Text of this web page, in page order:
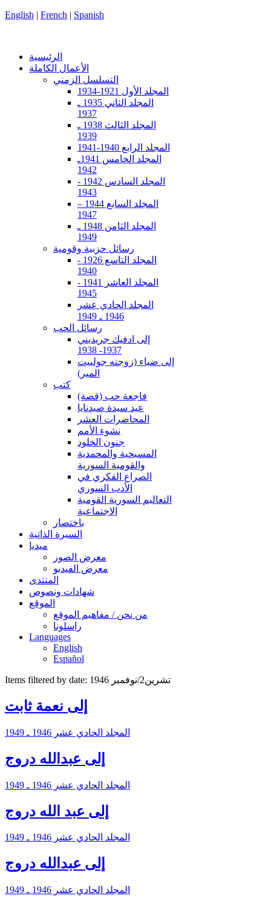
English | French | Spanish
الرئيسية
الأعمال الكاملة
التسلسل الزمني
المجلد الأول 1921-1934
المجلد الثاني 1935 ـ
1937
المجلد الثالث 1938 ـ
1939
المجلد الرابع 1940-1941
المجلد الخامس 1941ـ
1942
المجلد السادس 1942 -
1943
المجلد السابع 1944 –
1947
المجلد الثامن 1948 ـ
1949
رسائل حزبية وقومية
المجلد التاسع 1926 -
1940
المجلد العاشر 1941 -
1945
المجلد الحادي عشر
1946 ـ 1949
رسائل الحب
إلى ادفيك جريديني
1937- 1938
إلى ضياء (زوجته جولييت
المير)
كتب
فاجعة حب (قصة)
عيد سيدة صيدنايا
المحاضرات العشر
نشوء الأمم
جنون الخلود
المسيحية والمحمدية
والقومية السورية
الصراع الفكري في
الأدب السوري
التعاليم السورية القومية
الاجتماعية
باختصار
السيرة الذاتية
ميديا
معرض الصور
معرض الفيديو
المنتدى
شهادات ونصوص
الموقع
من نحن / مفاهيم الموقع
راسلونا
Languages
English
Español
Items filtered by date: تشرين2/نوفمبر 1946
إلى نعمة ثابت
المجلد الحادي عشر 1946 ـ 1949
إلى عبدالله دروج
المجلد الحادي عشر 1946 ـ 1949
إلى عبد الله دروج
المجلد الحادي عشر 1946 ـ 1949
إلى عبدالله دروج
المجلد الحادي عشر 1946 ـ 1949